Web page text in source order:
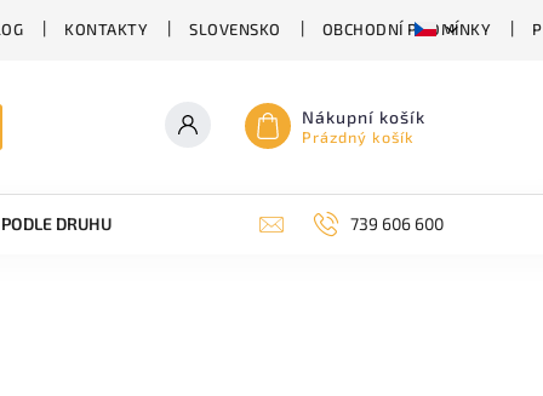
KONTAKTY SLOVENSKO OBCHODNÍ PODMÍNKY
Nákupní košík
Prázdný košík
PODLE DRUHU PIVA SUDOVÉ PIVO PIVO V PLECHU
739 606 600